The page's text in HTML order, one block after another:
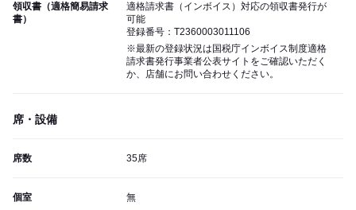
領収書（適格簡易請求
書）
適格請求書（インボイス）対応の領収書発行が
可能
登録番号：T2360003011106
※最新の登録状況は国税庁インボイス制度適格
請求書発行事業者公表サイトをご確認いただく
か、店舗にお問い合わせください。
席・設備
席数 35席
個室 無